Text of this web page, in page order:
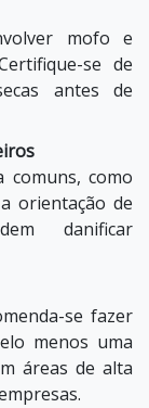
mofo e
se de
antes de
como
orientação de
danificar
se fazer
menos uma
áreas de alta